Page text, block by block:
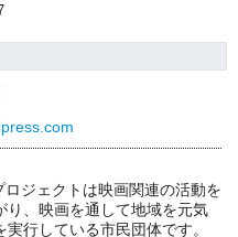
ジェクトは映画関連の活動を
り、映画を通して地域を元気
行している市民団体です。